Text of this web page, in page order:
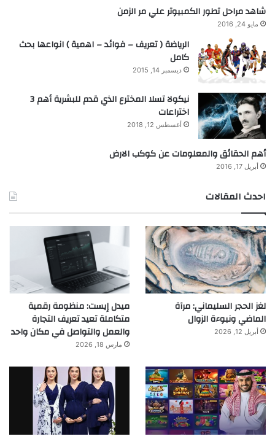
شاهد مراحل تطور الكمبيوتر علي مر الزمن
مايو 24, 2016
الرياضة ( تعريف – فوائد – اهمية ) انواعها بحث
كامل
ديسمبر 14, 2015
نيكولا تسلا المخترع الذي قدم للبشرية أهم 3
اختراعات
أغسطس 12, 2018
أهم الحقائق والمعلومات عن كوكب الارض
أبريل 17, 2016
احدث المقالات
لغز الحجر السليماني: مرآة
الماضي ونبوءة الزوال
أبريل 12, 2026
ميدل إيست: منظومة رقمية
متكاملة تعيد تعريف التجارة
والعمل والتواصل في مكان واحد
مارس 18, 2026